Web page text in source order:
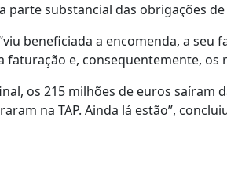
substancial das obrigações
beneficiada a encomenda, a seu
faturação e, consequentemente, os
os 215 milhões de euros saíram
na TAP. Ainda lá estão”,